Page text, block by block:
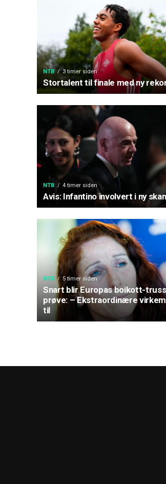
NTB 3 timer siden
Stortalent til finale med ny
NTB 4 timer siden
Avis: Infantino involvert i ny
NTB 5 timer siden
Snart blir Europas boikott-
prøve: – Ekstraordinære
til